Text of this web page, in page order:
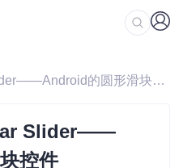
/ 探索创新：Circular Slider——Android的圆形滑块控件
Slider——
控件